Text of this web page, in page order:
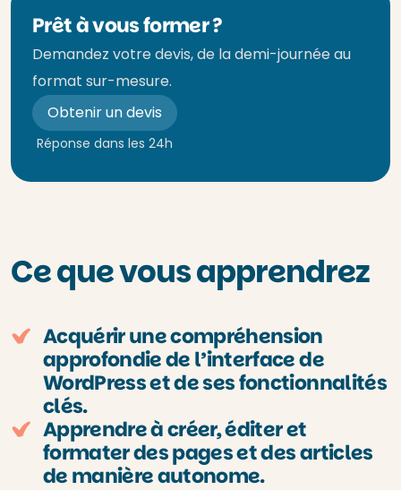
Prêt à vous former ?
Demandez votre devis, de la demi-journée au
format sur-mesure.
Obtenir un devis
Réponse dans les 24h
Ce que vous apprendrez
Acquérir une compréhension
approfondie de l’interface de
WordPress et de ses fonctionnalités
clés.
Apprendre à créer, éditer et
formater des pages et des articles
de manière autonome.